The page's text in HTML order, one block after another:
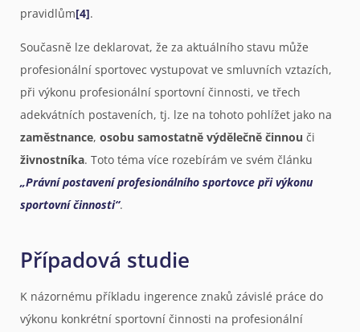
pravidlům[4].
Současně lze deklarovat, že za aktuálního stavu může
profesionální sportovec vystupovat ve smluvních vztazích,
při výkonu profesionální sportovní činnosti, ve třech
adekvátních postaveních, tj. lze na tohoto pohlížet jako na
zaměstnance, osobu samostatně výdělečně činnou či
živnostníka. Toto téma více rozebírám ve svém článku
„Právní postavení profesionálního sportovce při výkonu
sportovní činnosti“.
Případová studie
K názornému příkladu ingerence znaků závislé práce do
výkonu konkrétní sportovní činnosti na profesionální